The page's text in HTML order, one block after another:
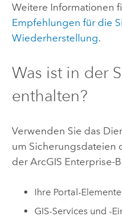
Weitere Informationen
Empfehlungen für die
Wiederherstellung.
Was ist in der
enthalten?
Verwenden Sie das
um Sicherungsdateien
der ArcGIS Enterprise-
Ihre Portal-
GIS-Services und -